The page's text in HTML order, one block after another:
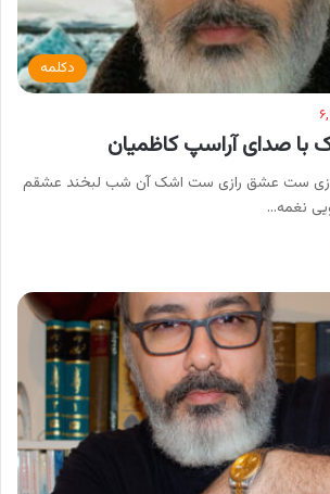
دکلمه
با صدای آراسپ کاظمیان
ست عشق رازی‌ ست اشک آن شب لبخند عشقم
نغمه…